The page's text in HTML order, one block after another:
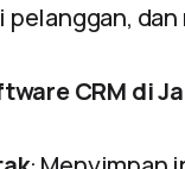
CRM di